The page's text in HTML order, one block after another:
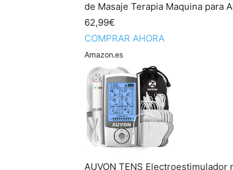
de Masaje Terapia Maquina para
62,99€
COMPRAR AHORA
Amazon.es
AUVON TENS